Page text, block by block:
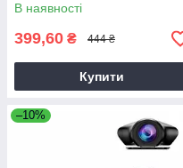
В наявності
399,60 ₴ 444 ₴
Купити
–10%